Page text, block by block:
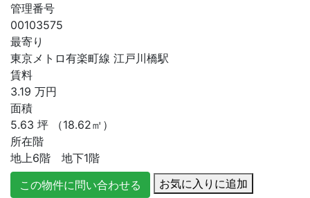
管理番号
00103575
最寄り
東京メトロ有楽町線 江戸川橋駅
賃料
3.19 万円
面積
5.63 坪 （18.62㎡）
所在階
地上6階 地下1階
この物件に問い合わせる
お気に入りに追加